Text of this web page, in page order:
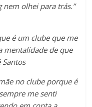
olhei para trás.”
é um clube que me
mentalidade de que
Santos
no clube porque é
me senti